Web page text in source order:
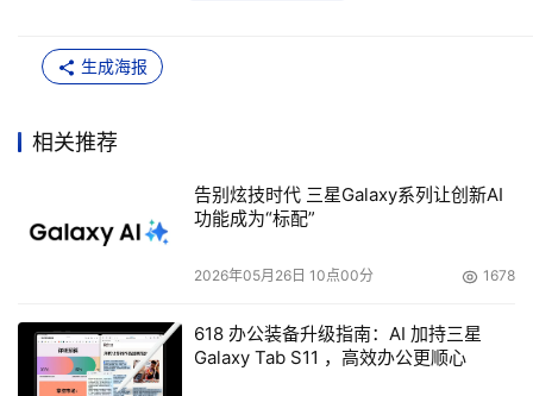
评估准则（TCSEC），1987年，第一次对新发布的《计算
机安全法》的执行情况进行部门级评估。1997年，美国国
该规程在2000年由国家安全委员会发布为《国家信息保障
认证和认可规程》（NIACAP）。根据美国的网络安全国家
战略计划，2007年将对政府各部门的信息安全状况进行更
加全面的审计和评估。
风险管理领域，隶属于商务部的"国家标准与技术
局"（NIST）扮演着十分重要的角色。2000年，NIST在
生成海报
相关推荐
告别炫技时代 三星Galaxy系列让创新AI
功能成为“标配”
2026年05月26日 10点00分 1678
618 办公装备升级指南：AI 加持三星
Galaxy Tab S11 ，高效办公更顺心